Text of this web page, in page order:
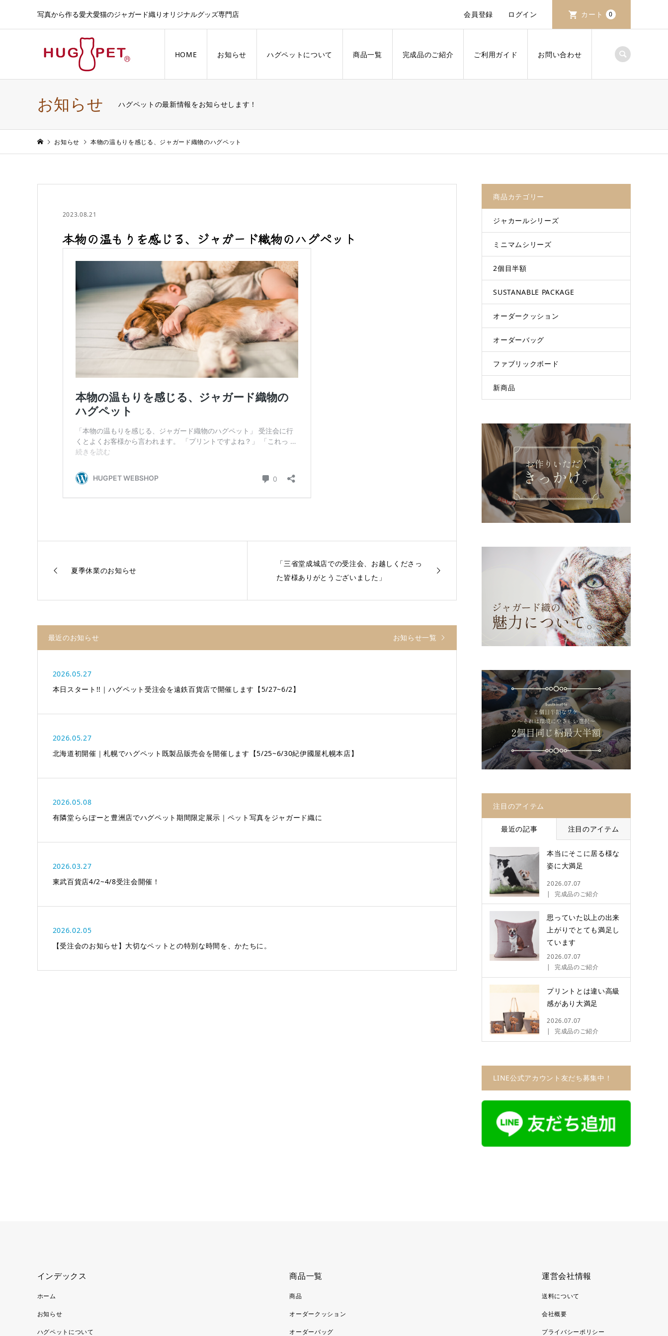
写真から作る愛犬愛猫のジャガード織りオリジナルグッズ専門店 会員登録 ログイン カート 0
HOME お知らせ ハグペットについて 商品一覧 完成品のご紹介 ご利用ガイド お問い合わせ
お知らせ ハグペットの最新情報をお知らせします！
お知らせ 本物の温もりを感じる、ジャガード織物のハグペット
2023.08.21
本物の温もりを感じる、ジャガード織物のハグペット
夏季休業のお知らせ
「三省堂成城店での受注会、お越しくださっ
た皆様ありがとうございました」
最近のお知らせ お知らせ一覧
2026.05.27
本日スタート!!｜ハグペット受注会を遠鉄百貨店で開催します【5/27~6/2】
2026.05.27
北海道初開催｜札幌でハグペット既製品販売会を開催します【5/25~6/30紀伊國屋札幌本店】
2026.05.08
有隣堂ららぽーと豊洲店でハグペット期間限定展示｜ペット写真をジャガード織に
2026.03.27
東武百貨店4/2~4/8受注会開催！
2026.02.05
【受注会のお知らせ】大切なペットとの特別な時間を、かたちに。
商品カテゴリー
ジャカールシリーズ
ミニマムシリーズ
2個目半額
SUSTANABLE PACKAGE
オーダークッション
オーダーバッグ
ファブリックボード
新商品
注目のアイテム
最近の記事 注目のアイテム
本当にそこに居る様な
姿に大満足
2026.07.07
完成品のご紹介
思っていた以上の出来
上がりでとても満足し
ています
2026.07.07
完成品のご紹介
プリントとは違い高級
感があり大満足
2026.07.07
完成品のご紹介
LINE公式アカウント友だち募集中！
インデックス
ホーム
お知らせ
ハグペットについて
商品一覧
商品
オーダークッション
オーダーバッグ
運営会社情報
送料について
会社概要
プライバシーポリシー